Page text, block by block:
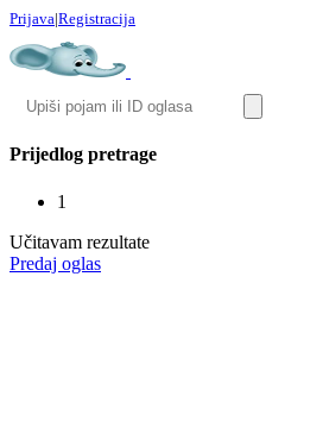
Prijava|Registracija
Prijedlog pretrage
1
Učitavam rezultate
Predaj oglas